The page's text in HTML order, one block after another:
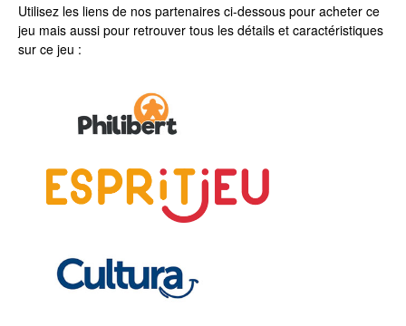
Utilisez les liens de nos partenaires ci-dessous pour acheter ce
jeu mais aussi pour retrouver tous les détails et caractéristiques
sur ce jeu :